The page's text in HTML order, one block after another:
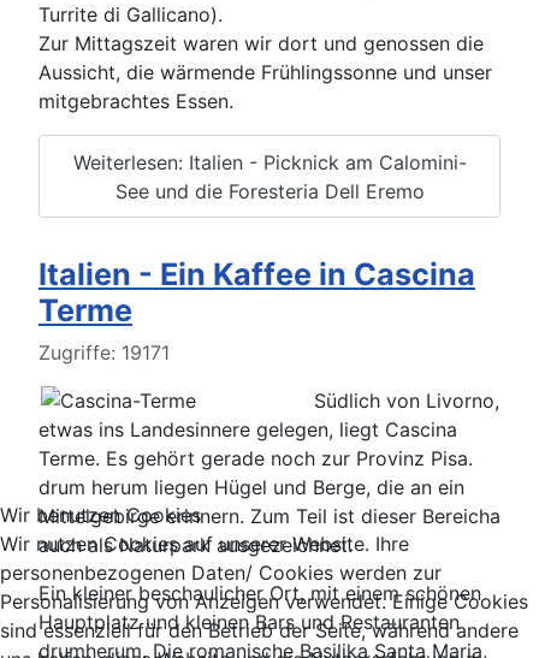
Turrite di Gallicano).
Zur Mittagszeit waren wir dort und genossen die
Aussicht, die wärmende Frühlingssonne und unser
mitgebrachtes Essen.
Weiterlesen: Italien - Picknick am Calomini-
See und die Foresteria Dell Eremo
Italien - Ein Kaffee in Cascina
Terme
Details
Zugriffe: 19171
Südlich von Livorno,
etwas ins Landesinnere gelegen, liegt Cascina
Terme. Es gehört gerade noch zur Provinz Pisa.
drum herum liegen Hügel und Berge, die an ein
Mittelgebirge erinnern. Zum Teil ist dieser Bereicha
auch als Naturpark ausgezeichnet.
Ein kleiner beschaulicher Ort, mit einem schönen
Hauptplatz und kleinen Bars und Restauranten
drumherum. Die romanische Basilika Santa Maria
Wir benutzen Cookies
Wir nutzen Cookies auf unserer Website. Ihre
personenbezogenen Daten/ Cookies werden zur
Personalisierung von Anzeigen verwendet. Einige Cookies
sind essenziell für den Betrieb der Seite, während andere